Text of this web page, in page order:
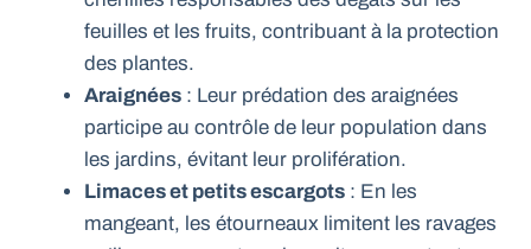
feuilles et les fruits, contribuant à la protection
des plantes.
Araignées : Leur prédation des araignées
participe au contrôle de leur population dans
les jardins, évitant leur prolifération.
Limaces et petits escargots : En les
mangeant, les étourneaux limitent les ravages